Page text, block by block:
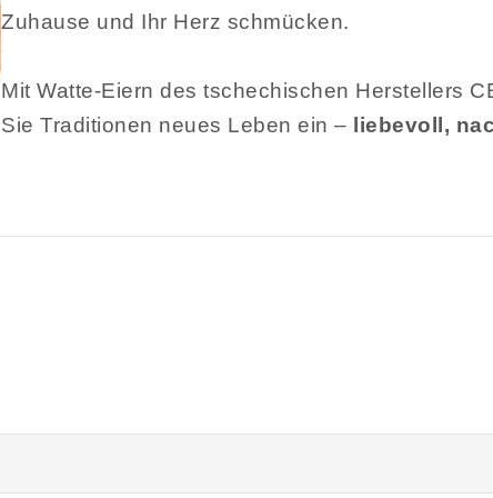
Zuhause und Ihr Herz schmücken.
Mit Watte-Eiern des tschechischen Herstellers
Sie Traditionen neues Leben ein –
liebevoll,